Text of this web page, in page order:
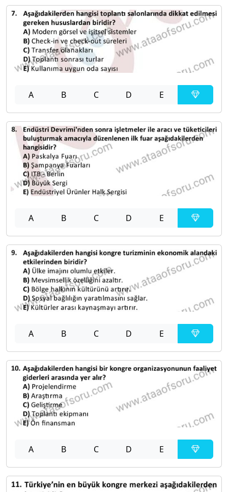
A B C D E
A B C D E
A B C D E
A B C D E